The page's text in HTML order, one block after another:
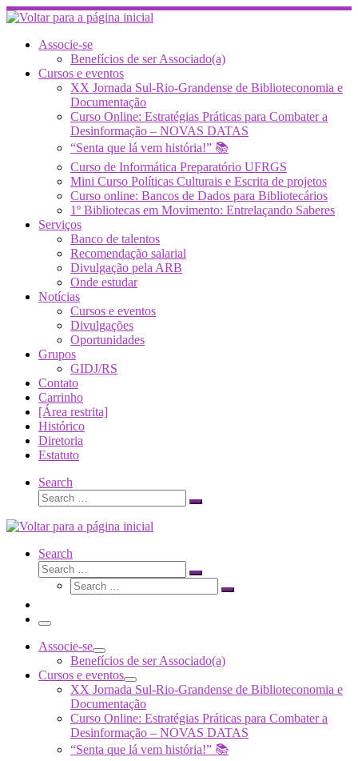
Skip
to
contentAssocie-se
Benefícios de ser Associado(a)
Cursos e eventos
XX Jornada Sul-Rio-Grandense de Biblioteconomia e
Documentação
Curso Online: Estratégias Práticas para Combater a
Desinformação – NOVAS DATAS
“Senta que lá vem história!” 📚
Curso de Informática Preparatório UFRGS
Mini Curso Políticas Culturais e Escrita de projetos
Curso online: Bancos de Dados para Bibliotecários
1º Bibliotecas em Movimento: Entrelaçando Saberes
Serviços
Banco de talentos
Recomendação salarial
Divulgação pela ARB
Onde estudar
Notícias
Cursos e eventos
Divulgações
Oportunidades
Grupos
GIDJ/RS
Contato
Carrinho
[Área restrita]
Histórico
Diretoria
Estatuto
Search
Search
Search
Search
Search
Search
Search
Search
Menu
Associe-se
Benefícios de ser Associado(a)
Cursos e eventos
XX Jornada Sul-Rio-Grandense de Biblioteconomia e
Documentação
Curso Online: Estratégias Práticas para Combater a
Desinformação – NOVAS DATAS
“Senta que lá vem história!” 📚